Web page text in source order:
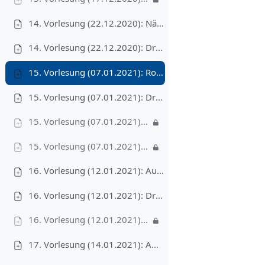
14. Vorlesung (22.12.2020): Nächstes Paar
14. Vorlesung (22.12.2020): Druckversion
15. Vorlesung (07.01.2021): Rot-Schwarz-Bäume
15. Vorlesung (07.01.2021): Druckversion
15. Vorlesung (07.01.2021): Video I – Logarithmische Höhe, 16'
15. Vorlesung (07.01.2021): Video II – Einfügen in einen Rot-Schwarz-Baum, 16'
16. Vorlesung (12.01.2021): Augmentieren von Datenstrukturen
16. Vorlesung (12.01.2021): Druckversion
16. Vorlesung (12.01.2021): Video, 28'
17. Vorlesung (14.01.2021): Amortisierte Analyse